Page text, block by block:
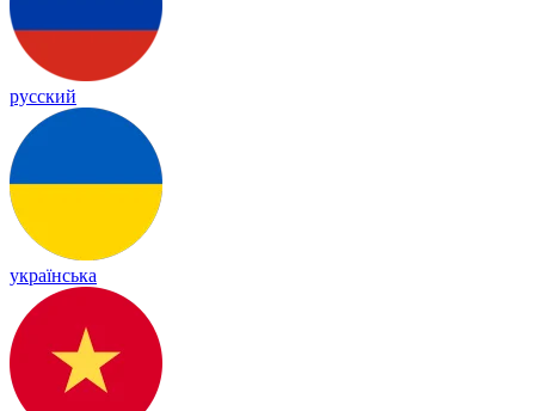
русский
українська